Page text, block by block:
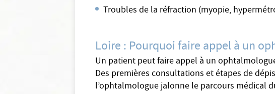
Troubles de la réfraction (myopie,
Loire : Pourquoi faire appel à un
Un patient peut faire appel à un
Des premières consultations et étapes de
l’ophtalmologue jalonne le parcours médical